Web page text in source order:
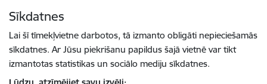
Sīkdatnes
Lai šī tīmekļvietne darbotos, tā izmanto obligāti nepieciešamās
sīkdatnes. Ar Jūsu piekrišanu papildus šajā vietnē var tikt
izmantotas statistikas un sociālo mediju sīkdatnes.